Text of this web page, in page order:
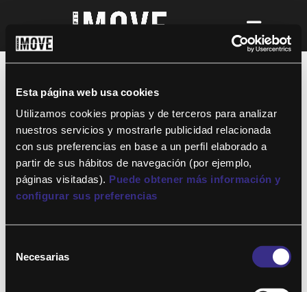
Esta página web usa cookies
Utilizamos cookies propias y de terceros para analizar
nuestros servicios y mostrarle publicidad relacionada
con sus preferencias en base a un perfil elaborado a
partir de sus hábitos de navegación (por ejemplo,
páginas visitadas). Puede obtener más información y
configurar sus preferencias
Necesarias
¡Para disfrutar de ALTAFIT MOVE tienes
así podrás acceder a todos nuestros
entrenamientos y clases online donde
quieras!